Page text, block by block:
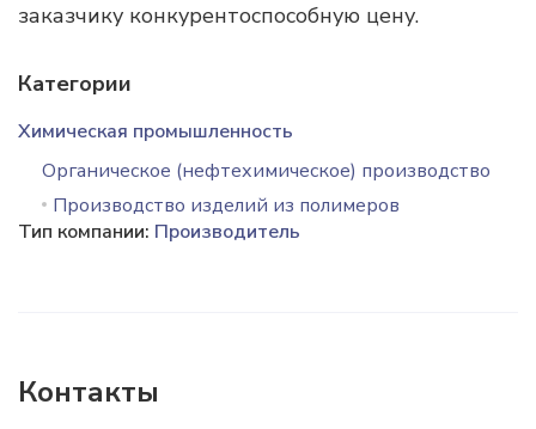
заказчику конкурентоспособную цену.
Категории
Химическая промышленность
Органическое (нефтехимическое) производство
Производство изделий из полимеров
Тип компании: Производитель
Контакты